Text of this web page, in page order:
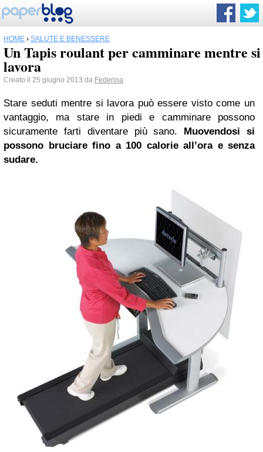
HOME › SALUTE E BENESSERE
Un Tapis roulant per camminare mentre si
lavora
Creato il 25 giugno 2013 da Federina
Stare seduti mentre si lavora può essere visto come un
vantaggio, ma stare in piedi e camminare possono
sicuramente farti diventare più sano. Muovendosi si
possono bruciare fino a 100 calorie all’ora e senza
sudare.